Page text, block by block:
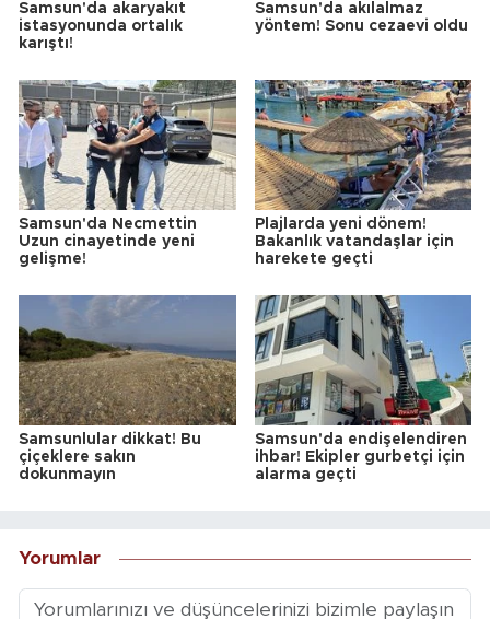
Samsun'da akaryakıt
istasyonunda ortalık
karıştı!
Samsun'da akılalmaz
yöntem! Sonu cezaevi oldu
Samsun'da Necmettin
Uzun cinayetinde yeni
gelişme!
Plajlarda yeni dönem!
Bakanlık vatandaşlar için
harekete geçti
Samsunlular dikkat! Bu
çiçeklere sakın
dokunmayın
Samsun'da endişelendiren
ihbar! Ekipler gurbetçi için
alarma geçti
Yorumlar